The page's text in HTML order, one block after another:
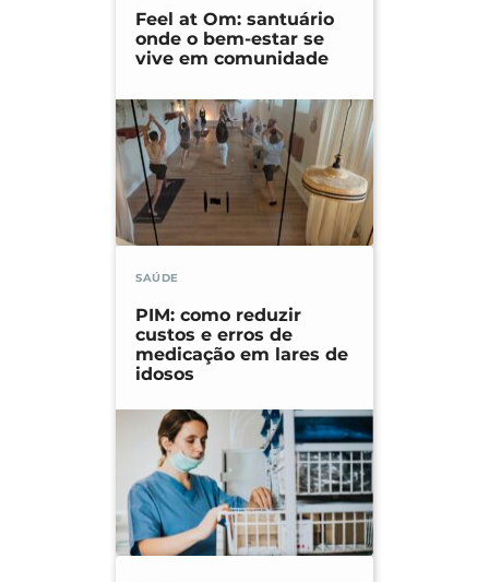
Feel at Om: santuário
onde o bem-estar se
vive em comunidade
SAÚDE
PIM: como reduzir
custos e erros de
medicação em lares de
idosos